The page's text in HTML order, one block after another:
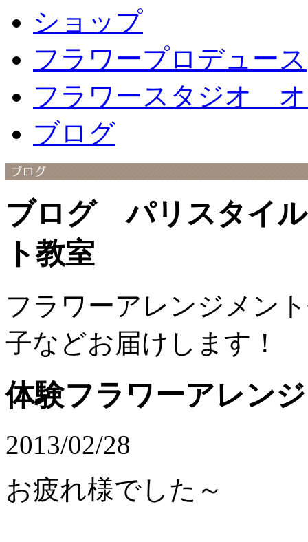
ショップ
フラワープロデュース
フラワースタジオ
ブログ
ブログ パリスタイ
ト教室
フラワーアレンジメン
子などお届けします！
体験フラワーアレンジ
2013/02/28
お疲れ様でした～